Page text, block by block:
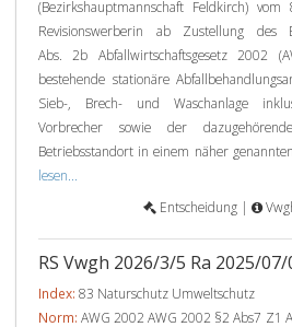
(Bezirkshauptmannschaft Feldkirch)
Revisionswerberin ab Zustellung des
Abs. 2b Abfallwirtschaftsgesetz 2002
bestehende stationäre
Sieb-, Brech- und Waschanlage
Vorbrecher sowie der
Betriebsstandort in einem näher
lesen...
Entscheidung |
RS Vwgh 2026/3/5 Ra 2025/07/
Index: 83 Naturschutz Umweltschutz
Norm: AWG 2002 AWG 2002 §2 Abs7 Z1